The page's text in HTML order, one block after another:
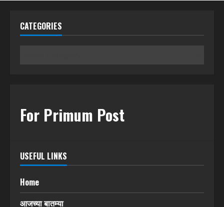
CATEGORIES
For Primum Post
USEFUL LINKS
Home
आजच्या बातम्या